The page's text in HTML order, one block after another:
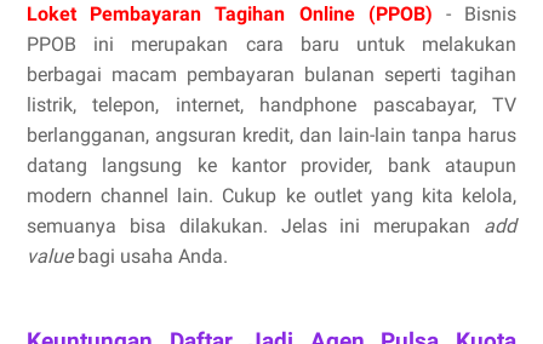
Loket Pembayaran Tagihan Online (PPOB) - Bisnis
PPOB ini merupakan cara baru untuk melakukan
berbagai macam pembayaran bulanan seperti tagihan
listrik, telepon, internet, handphone pascabayar, TV
berlangganan, angsuran kredit, dan lain-lain tanpa harus
datang langsung ke kantor provider, bank ataupun
modern channel lain. Cukup ke outlet yang kita kelola,
semuanya bisa dilakukan. Jelas ini merupakan add
valuebagi usaha Anda.